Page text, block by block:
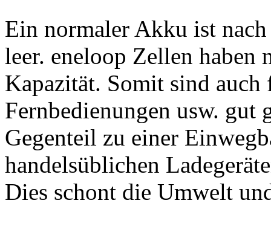
Ein normaler Akku ist
leer. eneloop Zellen haben
Kapazität. Somit sind auch
Fernbedienungen usw. gut
Gegenteil zu einer
handelsüblichen
Dies schont die Umwelt